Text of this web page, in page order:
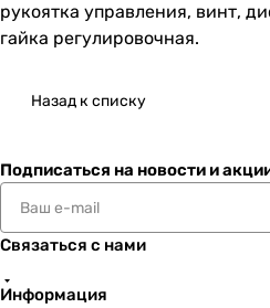
рукоятка управления, винт,
гайка регулировочная.
Назад к списку
Подписаться на новости и
Связаться с нами
Информация